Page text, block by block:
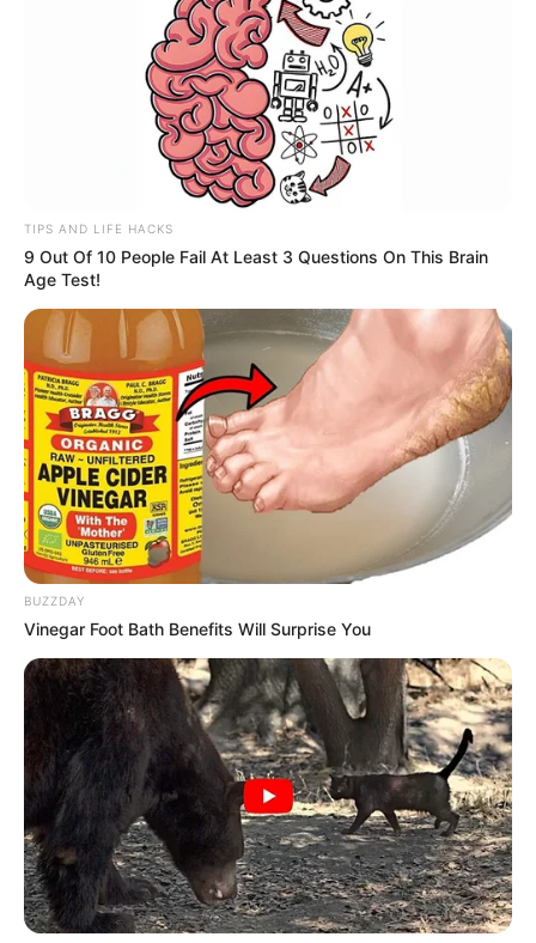
Καλύπτετε θέματα που αφορούν επιδόματα και
Το site διαθέτει ενότητα για διεθνή επικαιρότητα;
Υπάρχει κάλυψη για τον Αθλητισμό;
Μπορώ να διαβάσω νέα που αφορούν την Υγεία;
Ενημερώνετε για πολιτιστικές εκδηλώσεις και
τέχνες;
+
Αριθμός Πιστοποίησης
242136
Η Επιχείρηση δηλώνει ότι έχει συμμορφωθεί με τη Σύσταση (ΕΕ)
2018/334 της Επιτροπής της 1ης Μαρτίου 2018 σχετικά με τα μέτρα
για την αποτελεσματική αντιμετώπιση του παράνομου
περιεχομένου στο διαδίκτυο (L 63).
Επωνυμία: ΣΩΤΗΡΙΟΣ ΙΩΑΝΝΗΣ ΜΠΑΡΣΑΚΗΣ, Διακριτικός τίτλος:
TIPS AND LIFE HACKS
9 Out Of 10 People Fail At Least 3 Questions On This Brain
Age Test!
BUZZDAY
Vinegar Foot Bath Benefits Will Surprise You